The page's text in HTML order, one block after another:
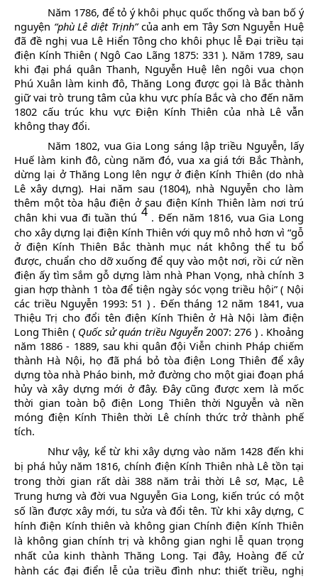
Năm 1786, để tỏ ý khôi phục quốc thống và ban bố ý
nguyện “phù Lê diệt Trịnh” của anh em Tây Sơn Nguyễn Huệ
đã đề nghị vua Lê Hiển Tông cho khôi phục lễ Đại triều tại
điện Kính Thiên ( Ngô Cao Lãng 1875: 331 ). Năm 1789, sau
khi đại phá quân Thanh, Nguyễn Huệ lên ngôi vua chọn
Phú Xuân làm kinh đô, Thăng Long được gọi là Bắc thành
giữ vai trò trung tâm của khu vực phía Bắc và cho đến năm
1802 cấu trúc khu vực Điện Kính Thiên của nhà Lê vẫn
không thay đổi.
Năm 1802, vua Gia Long sáng lập triều Nguyễn, lấy
Huế làm kinh đô, cùng năm đó, vua xa giá tới Bắc Thành,
dừng lại ở Thăng Long lên ngự ở điện Kính Thiên (do nhà
Lê xây dựng). Hai năm sau (1804), nhà Nguyễn cho làm
thêm một tòa hậu điện ở sau điện Kính Thiên làm nơi trú
chân khi vua đi tuần thú 4 . Đến năm 1816, vua Gia Long
cho xây dựng lại điện Kính Thiên với quy mô nhỏ hơn vì “gỗ
ở điện Kính Thiên Bắc thành mục nát không thể tu bổ
được, chuẩn cho dỡ xuống để quy vào một nơi, rồi cứ nền
điện ấy tìm sắm gỗ dựng làm nhà Phan Vọng, nhà chính 3
gian hợp thành 1 tòa để tiện ngày sóc vọng triều hội” ( Nội
các triều Nguyễn 1993: 51 ) . Đến tháng 12 năm 1841, vua
Thiệu Trị cho đổi tên điện Kính Thiên ở Hà Nội làm điện
Long Thiên ( Quốc sử quán triều Nguyễn 2007: 276 ) . Khoảng
năm 1886 - 1889, sau khi quân đội Viễn chinh Pháp chiếm
thành Hà Nội, họ đã phá bỏ tòa điện Long Thiên để xây
dựng tòa nhà Pháo binh, mở đường cho một giai đoạn phá
hủy và xây dựng mới ở đây. Đây cũng được xem là mốc
thời gian toàn bộ điện Long Thiên thời Nguyễn và nền
móng điện Kính Thiên thời Lê chính thức trở thành phế
tích.
Như vậy, kể từ khi xây dựng vào năm 1428 đến khi
bị phá hủy năm 1816, chính điện Kính Thiên nhà Lê tồn tại
trong thời gian rất dài 388 năm trải thời Lê sơ, Mạc, Lê
Trung hưng và đời vua Nguyễn Gia Long, kiến trúc có một
số lần được xây mới, tu sửa và đổi tên.Từ khi xây dựng, C
hính điện Kính thiên và không gian Chính điện Kính Thiên
là không gian chính trị và không gian nghi lễ quan trọng
nhất của kinh thành Thăng Long. Tại đây, Hoàng đế cử
hành các đại điển lễ của triều đình như: thiết triều, nghị